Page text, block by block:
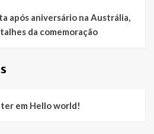
após aniversário na Austrália,
da comemoração
em Hello world!